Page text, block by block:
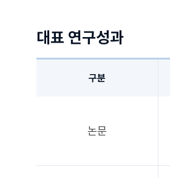
대표 연구성과
구분되어
구분
논문